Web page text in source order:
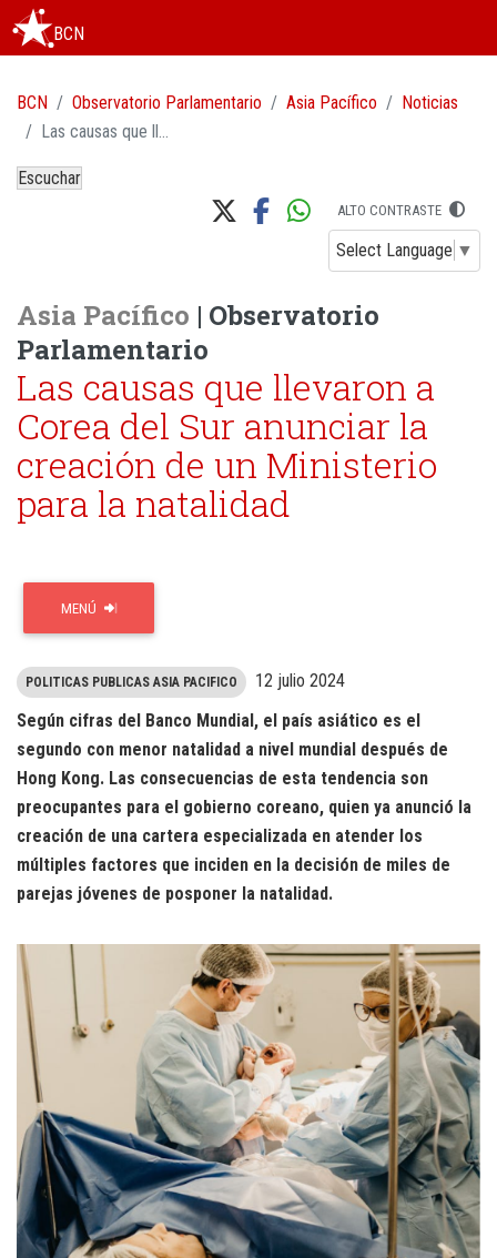
BCN
BCN Observatorio Parlamentario Asia Pacífico
Noticias
Las causas que llevaron a Corea del Sur anunciar la creación de un Ministerio para la natalidad
Escuchar
ALTO CONTRASTE
Select Language ▼
Asia Pacífico | Observatorio
Parlamentario
Las causas que llevaron a
Corea del Sur anunciar la
creación de un Ministerio
para la natalidad
MENÚ
POLITICAS PUBLICAS ASIA PACIFICO
12 julio 2024
Según cifras del Banco Mundial, el país asiático es el
segundo con menor natalidad a nivel mundial después de
Hong Kong. Las consecuencias de esta tendencia son
preocupantes para el gobierno coreano, quien ya anunció la
creación de una cartera especializada en atender los
múltiples factores que inciden en la decisión de miles de
parejas jóvenes de posponer la natalidad.